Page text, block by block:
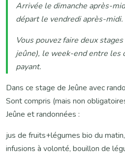
Arrivée le dimanche après-
départ le vendredi après-
Vous pouvez faire deux
jeûne), le week-end entre les
payant.
Dans ce stage de Jeûne avec
Sont compris (mais non
Jeûne et randonnées :
jus de fruits+légumes bio du
infusions à volonté, bouillon de